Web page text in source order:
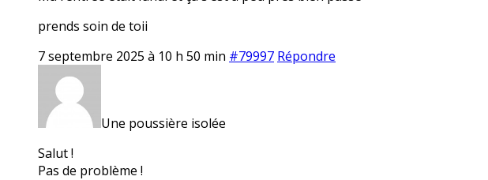
prends soin de toii
7 septembre 2025 à 10 h 50 min #79997 Répondre
Une poussière isolée
Salut !
Pas de problème !